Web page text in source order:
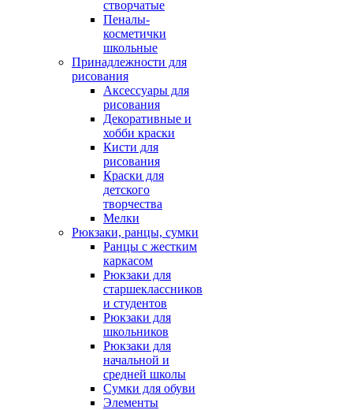
створчатые
Пеналы-
косметички
школьные
Принадлежности для
рисования
Аксессуары для
рисования
Декоративные и
хобби краски
Кисти для
рисования
Краски для
детского
творчества
Мелки
Рюкзаки, ранцы, сумки
Ранцы с жестким
каркасом
Рюкзаки для
старшеклассников
и студентов
Рюкзаки для
школьников
Рюкзаки для
начальной и
средней школы
Сумки для обуви
Элементы